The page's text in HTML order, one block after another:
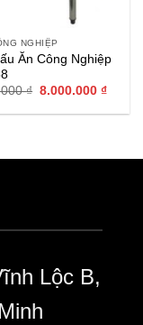
NGHIỆP
Ăn Công Nghiệp
₫ Giá
là:
8.000.000 ₫Giá
tại
Lộc B,